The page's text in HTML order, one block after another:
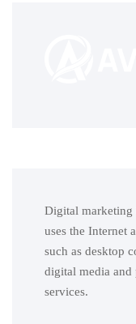
Digital marketing
uses the Internet
such as desktop
digital media and
services.